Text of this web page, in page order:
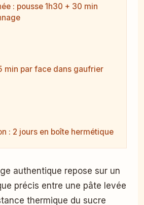
: pousse 1h30 + 30 min
min par face dans gaufrier
: 2 jours en boîte hermétique
authentique repose sur un
précis entre une pâte levée
thermique du sucre